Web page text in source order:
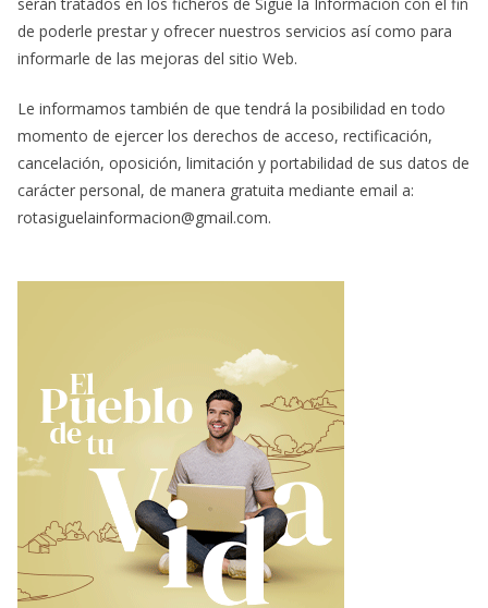
de poderle prestar y ofrecer nuestros servicios así como para
informarle de las mejoras del sitio Web.
Le informamos también de que tendrá la posibilidad en todo
momento de ejercer los derechos de acceso, rectificación,
cancelación, oposición, limitación y portabilidad de sus datos de
carácter personal, de manera gratuita mediante email a:
rotasiguelainformacion@gmail.com.